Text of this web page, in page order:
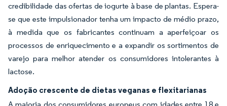
credibilidade das ofertas de iogurte à base de plantas. Espera-
se que este impulsionador tenha um impacto de médio prazo,
à medida que os fabricantes continuam a aperfeiçoar os
processos de enriquecimento e a expandir os sortimentos de
varejo para melhor atender os consumidores intolerantes à
lactose.
Adoção crescente de dietas veganas e flexitarianas